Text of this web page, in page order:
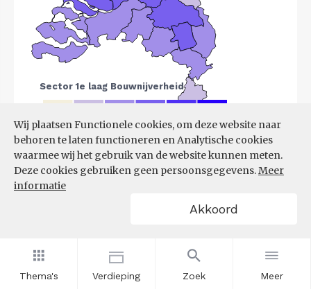
Thema's Verdieping Zoek Meer
Wij plaatsen Functionele cookies, om deze website naar
behoren te laten functioneren en Analytische cookies
waarmee wij het gebruik van de website kunnen meten.
Deze cookies gebruiken geen persoonsgegevens.Meer
informatie
Akkoord
Bron: LISA
VESTIGINGEN PER
GROOTTEKLASSE PER 10.000